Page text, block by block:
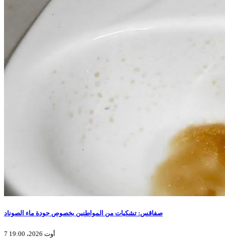
صفاقس: تشكيات من المواطنين بخصوص جودة ماء الصوناد
7 أوت 2026، 19:00